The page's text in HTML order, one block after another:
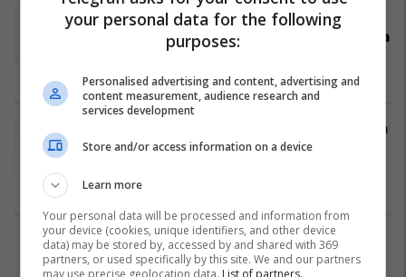
Kryeziu: Për të fituar liberalizimin e
vizave, duhet të çlirojmë shtetin nga
politikanët e korruptuar dhe krimi
Zgjedhjet 2019 04/10/2019
Kryeziu i LVV-së: Vetëm me Qeveria
Kurti do të sigurojë rënien e
mirëqenies sociale
Zgjedhjet 2019
1
your personal data for the following
purposes:
Personalised advertising and content, advertising and
content measurement, audience research and
services development
Store and/or access information on a device
Learn more
Your personal data will be processed and information from
your device (cookies, unique identifiers, and other device
data) may be stored by, accessed by and shared with 369
partners, or used specifically by this site. We and our partners
may use precise geolocation data. List of partners.